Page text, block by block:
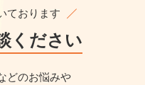
ております
ください
どのお悩みや